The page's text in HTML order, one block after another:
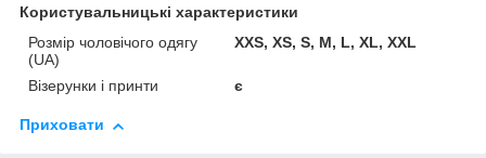
Користувальницькі характеристики
Розмір чоловічого одягу
(UA)
XXS, XS, S, M, L, XL, XXL
Візерунки і принти є
Приховати